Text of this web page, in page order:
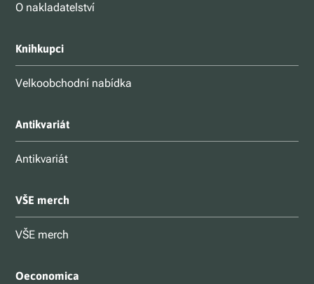
O nakladatelství
Knihkupci
Velkoobchodní nabídka
Antikvariát
Antikvariát
VŠE merch
VŠE merch
Oeconomica